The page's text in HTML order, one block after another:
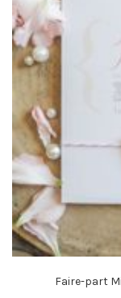
Faire-part